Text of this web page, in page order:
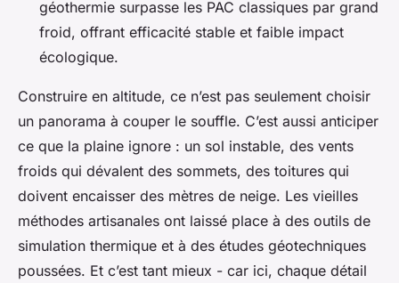
géothermie surpasse les PAC classiques par grand
froid, offrant efficacité stable et faible impact
écologique.
Construire en altitude, ce n’est pas seulement choisir
un panorama à couper le souffle. C’est aussi anticiper
ce que la plaine ignore : un sol instable, des vents
froids qui dévalent des sommets, des toitures qui
doivent encaisser des mètres de neige. Les vieilles
méthodes artisanales ont laissé place à des outils de
simulation thermique et à des études géotechniques
poussées. Et c’est tant mieux - car ici, chaque détail